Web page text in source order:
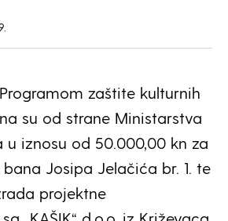
zaštite kulturnih
su od strane Ministarstva
u iznosu od 50.000,00 kn za
Josipa Jelačića br. 1. te
projektne